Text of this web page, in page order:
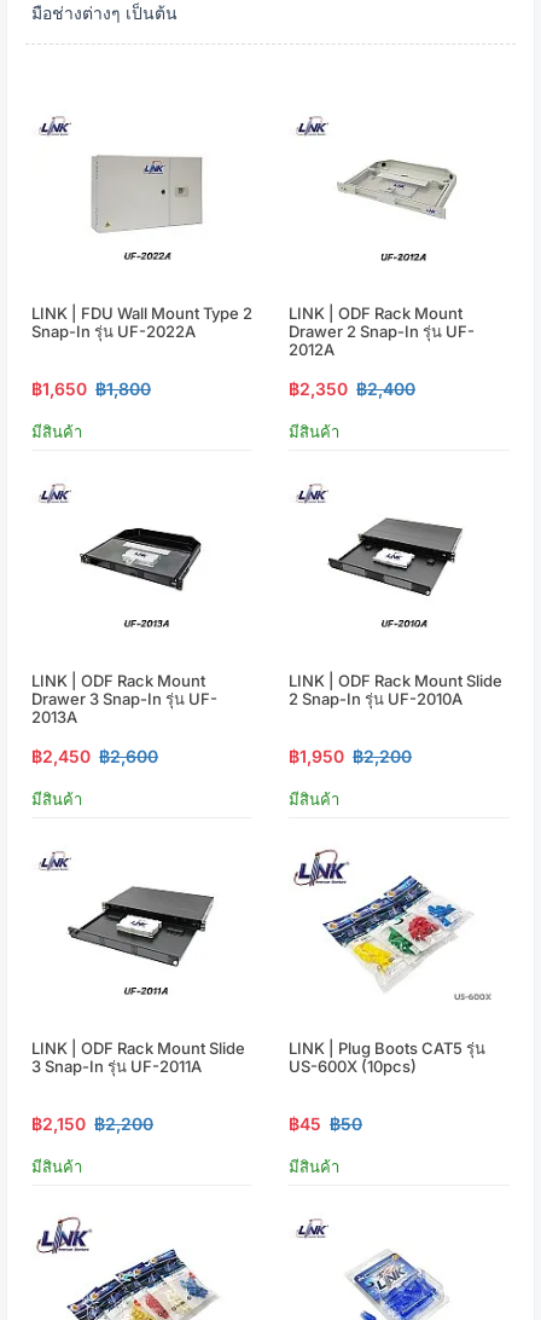
มือช่างต่างๆ เป็นต้น
LINK | FDU Wall Mount Type 2
Snap-In รุ่น UF-2022A
฿1,650 ฿1,800
มีสินค้า
LINK | ODF Rack Mount
Drawer 2 Snap-In รุ่น UF-
2012A
฿2,350 ฿2,400
มีสินค้า
LINK | ODF Rack Mount
Drawer 3 Snap-In รุ่น UF-
2013A
฿2,450 ฿2,600
มีสินค้า
LINK | ODF Rack Mount Slide
2 Snap-In รุ่น UF-2010A
฿1,950 ฿2,200
มีสินค้า
LINK | ODF Rack Mount Slide
3 Snap-In รุ่น UF-2011A
฿2,150 ฿2,200
มีสินค้า
LINK | Plug Boots CAT5 รุ่น
US-600X (10pcs)
฿45 ฿50
มีสินค้า